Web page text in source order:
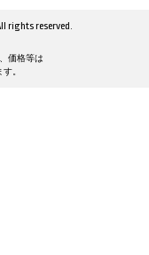
rights reserved.
価格等は
。